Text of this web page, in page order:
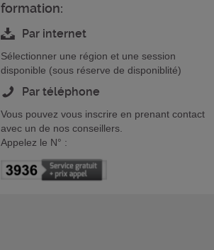
formation:
Par internet
Sélectionner une région et une session
disponible (sous réserve de disponiblité)
Par téléphone
Vous pouvez vous inscrire en prenant contact
avec un de nos conseillers.
Appelez le N° :